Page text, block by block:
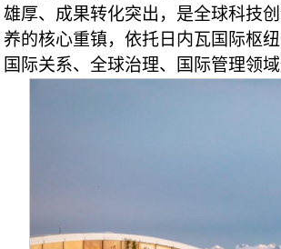
雄厚、成果转化突出，是全球科技
养的核心重镇，依托日内瓦国际枢
国际关系、全球治理、国际管理领域